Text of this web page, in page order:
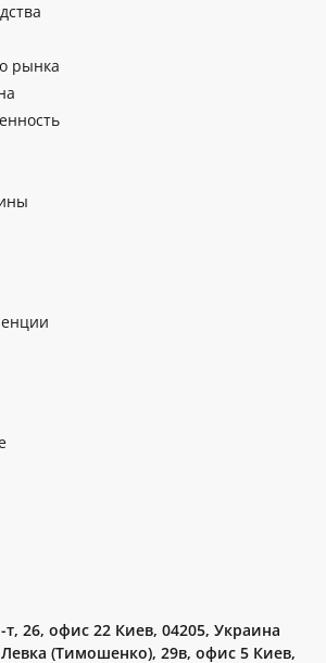
рынка
26, офис 22 Киев, 04205, Украина
(Тимошенко), 29в, офис 5 Киев,